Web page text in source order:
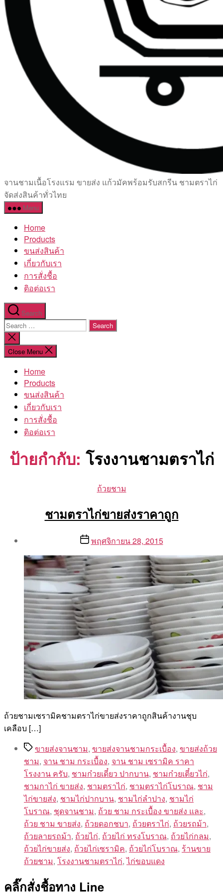
เซรามิค
ครบ
ครัน
โรงงาน
จานชามเนื้อโรงแรม ขายส่ง แก้วมัคพร้อมรับสกรีน ชามตราไก่
จัดส่งสินค้าทั่วไทย
Menu
Home
Products
ขนส่งสินค้า
เกี่ยวกับเรา
การสั่งชื้อ
ติอต่อเรา
Search
Search
for:
Close
search
Close Menu
Home
Products
ขนส่งสินค้า
เกี่ยวกับเรา
การสั่งชื้อ
ติอต่อเรา
ป้ายกำกับ: โรงงานชามตราไก่
Categories
ถ้วยชาม
ชามตราไก่ขายส่งราคาถูก
By
Aea
Postพฤศจิกายน 28, 2015
ถ้วยชามเซรามิคชามตราไก่ขายส่งราคาถูกสินค้างานชุบ
เคลือบ […]
Tagsขายส่งจานชาม, ขายส่งจานชามกระเบื้อง, ขายส่งถ้วย
ชาม, จาน ชาม กระเบื้อง, จาน ชาม เซรามิค ราคา
โรงงาน ครับ, ชามก๋วยเดี๋ยว ปากบาน, ชามก๋วยเตี๋ยวไก่,
ชามกาไก่ ขายส่ง, ชามตราไก่, ชามตราไก่โบราณ, ชาม
ไก่ขายส่ง, ชามไก่ปากบาน, ชามไก่ลำปาง, ชามไก่
โบราณ, ชุดจานชาม, ถ้วย ชาม กระเบื้อง ขายส่ง และ,
ถ้วย ชาม ขายส่ง, ถ้วยดอกชบา, ถ้วยตราไก่, ถ้วยรถม้า,
ถ้วยลายรถม้า, ถ้วยไก่, ถ้วยไก่ ทรงโบราณ, ถ้วยไก่กลม,
ถ้วยไก่ขายส่ง, ถ้วยไก่เซรามิค, ถ้วยไก่โบราณ, ร้านขาย
ถ้วยชาม, โรงงานชามตราไก่,ไก่ขอบแดง
คลิ๊กสั่งชื้อทาง Line